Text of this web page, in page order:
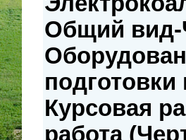
Общий вид-
подготовки
Курсовая
работа